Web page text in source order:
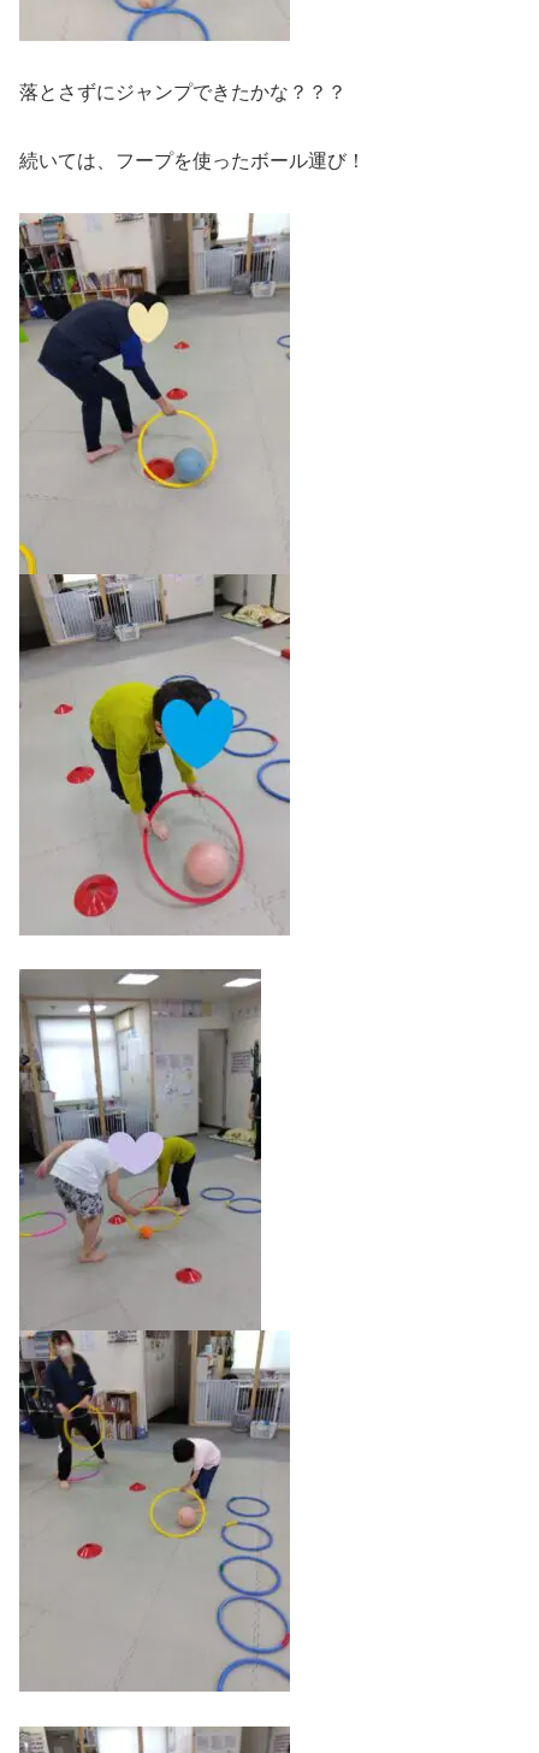
落とさずにジャンプできたかな？？？
続いては、フープを使ったボール運び！